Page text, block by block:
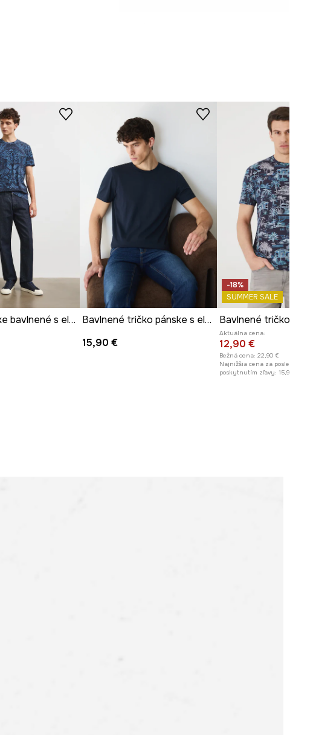
Pozrite si rozmery produktu
Tričko pánske bavlnené s elastanom paisley
Bavlnené tričko pánske s elastanom, hladký tmavomodrá farba
15,90 €
-18%
SUMMER SALE
Aktuálna cena:
12,90 €
Bežná cena: 22,90 €
Najnižšia cena za posledných
poskytnutím zľavy: 15,90 €